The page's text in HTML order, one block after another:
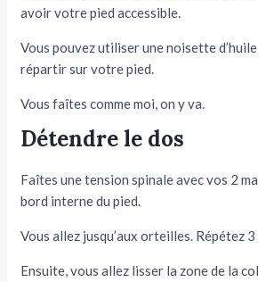
avoir votre pied accessible.
Vous pouvez utiliser une noisette
répartir sur votre pied.
Vous faîtes comme moi, on y va.
Détendre le dos
Faîtes une tension spinale avec vos 2
bord interne du pied.
Vous allez jusqu’aux orteilles. Répétez
Ensuite, vous allez lisser la zone de la